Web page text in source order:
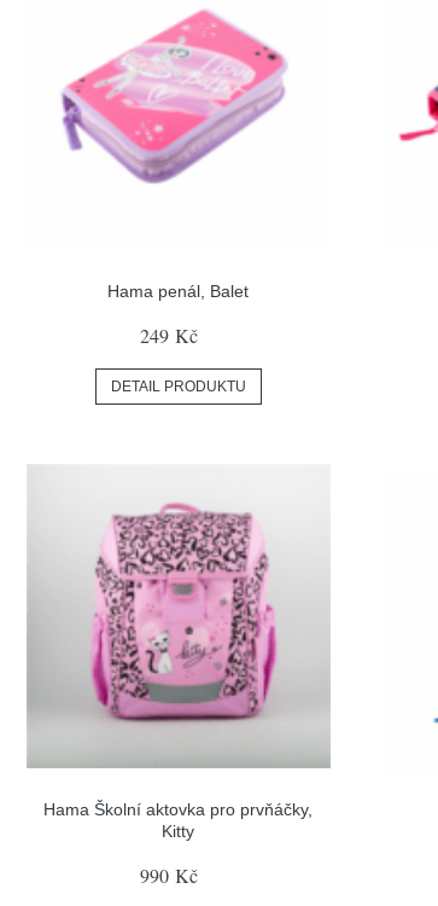
Hama penál, Balet
249 Kč
DETAIL PRODUKTU
Hama Školní aktovka pro prvňáčky,
Kitty
990 Kč